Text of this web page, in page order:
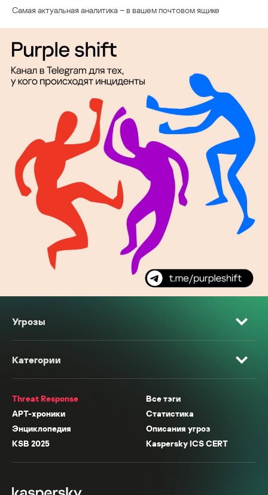
Самая актуальная аналитика – в вашем почтовом ящике
Угрозы
Категории
Threat Response
Все тэги
APT-хроники
Статистика
Энциклопедия
Описания угроз
KSB 2025
Kaspersky ICS CERT